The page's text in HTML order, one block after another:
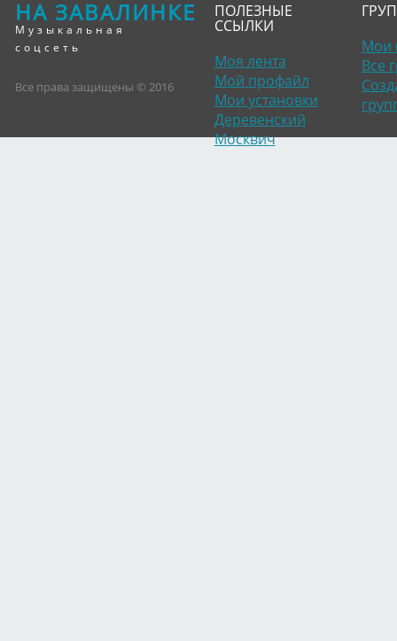
НА ЗАВАЛИНКЕ
Музыкальная
соцсеть
Все права защищены © 2016
ПОЛЕЗНЫЕ
ССЫЛКИ
Моя лента
Мой профайл
Мои установки
Деревенский
Москвич
Мои
Все